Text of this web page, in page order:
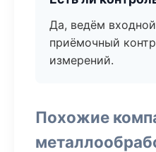
Да, ведём
приёмочный
измерений.
Похожие